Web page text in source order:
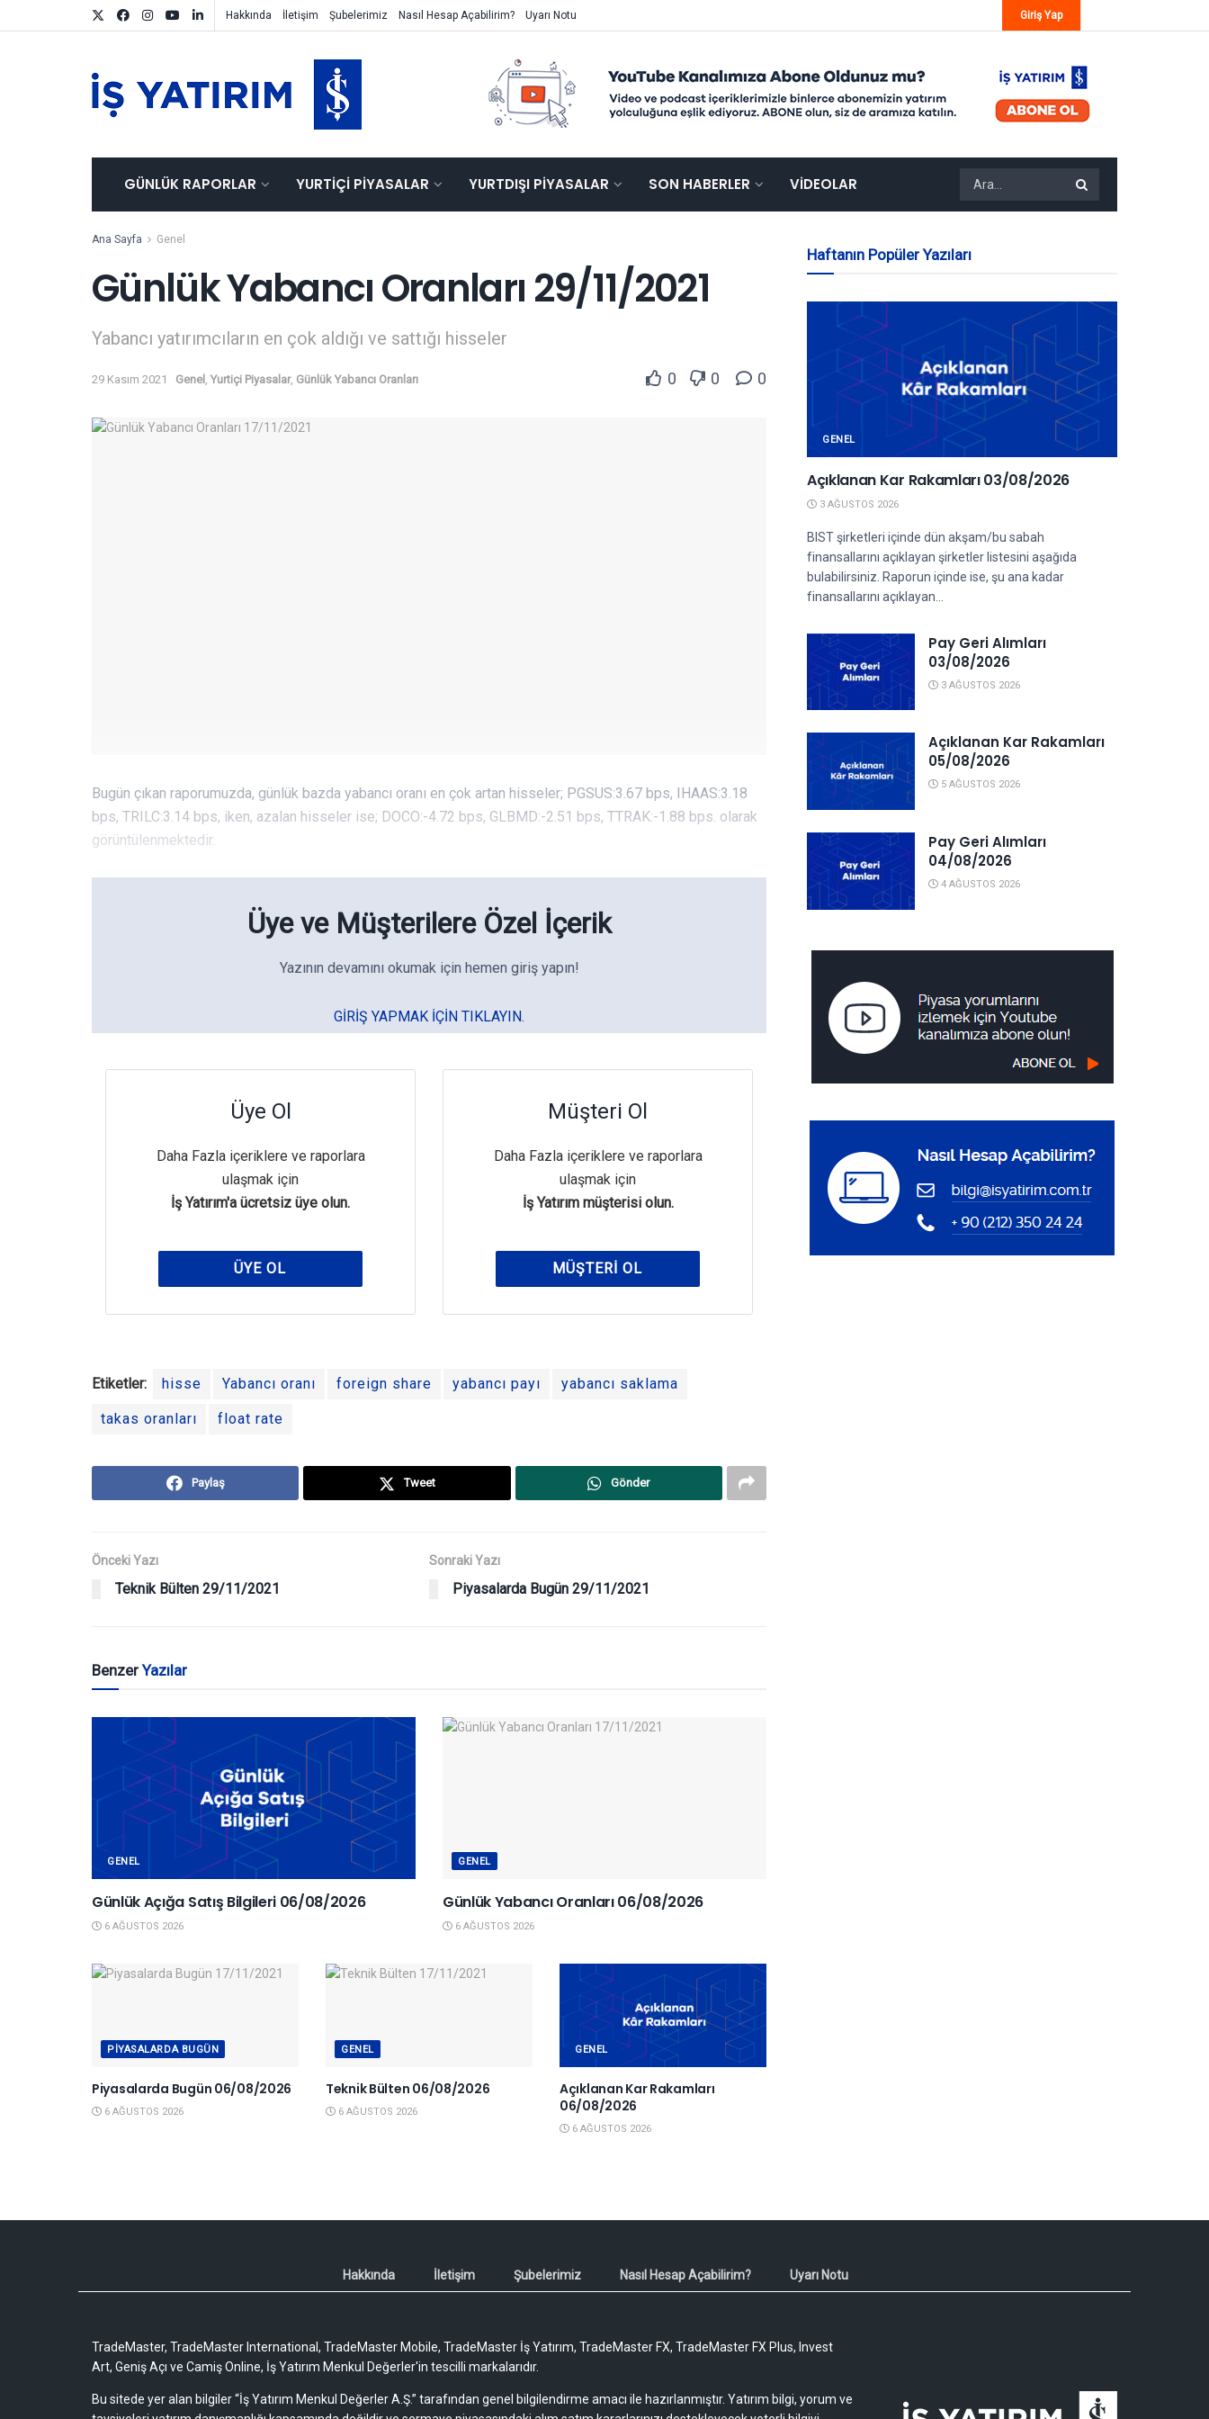
Hakkında İletişim Şubelerimiz Nasıl Hesap Açabilirim? Uyarı Notu Giriş Yap
GÜNLÜK RAPORLAR YURTIÇI PIYASALAR YURTDIŞI PIYASALAR SON HABERLER VIDEOLAR
Ana Sayfa Genel
Günlük Yabancı Oranları 29/11/2021
Yabancı yatırımcıların en çok aldığı ve sattığı hisseler
29 Kasım 2021 Genel Yurtiçi Piyasalar, Günlük Yabancı Oranları 0 0 0
Bugün çıkan raporumuzda, günlük bazda yabancı oranı en çok artan hisseler; PGSUS:3.67 bps, IHAAS:3.18
bps, TRILC:3.14 bps, iken, azalan hisseler ise; DOCO:-4.72 bps, GLBMD:-2.51 bps, TTRAK:-1.88 bps. olarak
görüntülenmektedir.
Üye ve Müşterilere Özel İçerik
Yazının devamını okumak için hemen giriş yapın!
GIRIŞ YAPMAK IÇIN TIKLAYIN.
Üye Ol
Daha Fazla içeriklere ve raporlara
ulaşmak için
İş Yatırım'a ücretsiz üye olun.
ÜYE OL
Müşteri Ol
Daha Fazla içeriklere ve raporlara
ulaşmak için
İş Yatırım müşterisi olun.
MÜŞTERI OL
Etiketler: hisse Yabancı oranı foreign share yabancı payı yabancı saklama
takas oranları float rate
Paylaş Tweet Gönder
Önceki Yazı
Teknik Bülten 29/11/2021
Sonraki Yazı
Piyasalarda Bugün 29/11/2021
BenzerYazılar
GENEL
Günlük Açığa Satış Bilgileri 06/08/2026
6 AĞUSTOS 2026
GENEL
Günlük Yabancı Oranları 06/08/2026
6 AĞUSTOS 2026
PIYASALARDA BUGÜN
Piyasalarda Bugün 06/08/2026
6 AĞUSTOS 2026
GENEL
Teknik Bülten 06/08/2026
6 AĞUSTOS 2026
GENEL
Açıklanan Kar Rakamları
06/08/2026
6 AĞUSTOS 2026
Haftanın Popüler Yazıları
GENEL
Açıklanan Kar Rakamları 03/08/2026
3 AĞUSTOS 2026
BIST şirketleri içinde dün akşam/bu sabah
finansallarını açıklayan şirketler listesini aşağıda
bulabilirsiniz. Raporun içinde ise, şu ana kadar
finansallarını açıklayan...
Pay Geri Alımları
03/08/2026
3 AĞUSTOS 2026
Açıklanan Kar Rakamları
05/08/2026
5 AĞUSTOS 2026
Pay Geri Alımları
04/08/2026
4 AĞUSTOS 2026
Hakkında İletişim Şubelerimiz Nasıl Hesap Açabilirim? Uyarı Notu
TradeMaster, TradeMaster International, TradeMaster Mobile, TradeMaster İş Yatırım, TradeMaster FX, TradeMaster FX Plus, Invest
Art, Geniş Açı ve Camiş Online, İş Yatırım Menkul Değerler'in tescilli markalarıdır.
Bu sitede yer alan bilgiler “İş Yatırım Menkul Değerler A.Ş.” tarafından genel bilgilendirme amacı ile hazırlanmıştır. Yatırım bilgi, yorum ve